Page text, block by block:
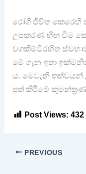
රෝගී ජීවිත කෙරෙහි
උපකරණ හිඟ වීම
වගකීම්විරහිත
මේ ගැන ඉතා
ය. මෙවැනි තත්වයන්
පත් කිරීමේ
Post Views: 432
PREVIOUS